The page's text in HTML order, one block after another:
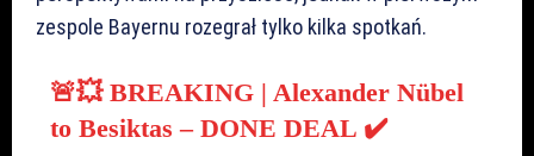
zespole Bayernu rozegrał tylko kilka spotkań.
🚨💥 BREAKING | Alexander Nübel
to Besiktas – DONE DEAL ✔️